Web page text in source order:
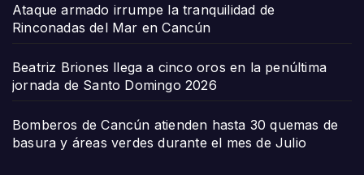
Ataque armado irrumpe la tranquilidad de
Rinconadas del Mar en Cancún
Beatriz Briones llega a cinco oros en la penúltima
jornada de Santo Domingo 2026
Bomberos de Cancún atienden hasta 30 quemas de
basura y áreas verdes durante el mes de Julio